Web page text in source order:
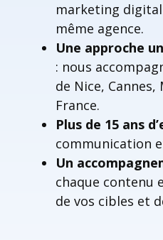
marketing
même agence.
Une approche
: nous
de Nice,
France.
Plus de 15 ans
communication
Un
chaque contenu
de vos cibles et